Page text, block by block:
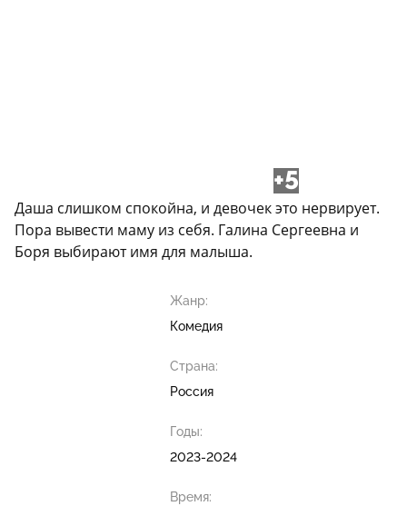
+5
Даша слишком спокойна, и девочек это нервирует.
Пора вывести маму из себя. Галина Сергеевна и
Боря выбирают имя для малыша.
Жанр:
Комедия
Страна:
Россия
Годы:
2023-2024
Время: